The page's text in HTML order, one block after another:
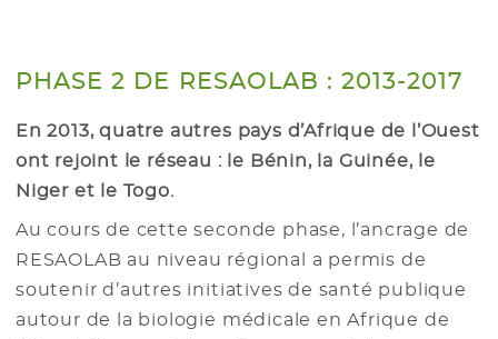
PHASE 2 DE RESAOLAB : 2013-2017
En 2013, quatre autres pays d’Afrique de l’Ouest
ont rejoint le réseau : le Bénin, la Guinée, le
Niger et le Togo.
Au cours de cette seconde phase, l’ancrage de
RESAOLAB au niveau régional a permis de
soutenir d’autres initiatives de santé publique
autour de la biologie médicale en Afrique de